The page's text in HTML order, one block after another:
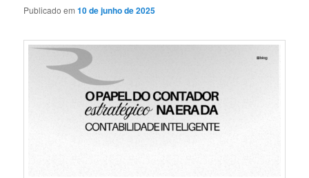
Publicado em10 de junho de 2025